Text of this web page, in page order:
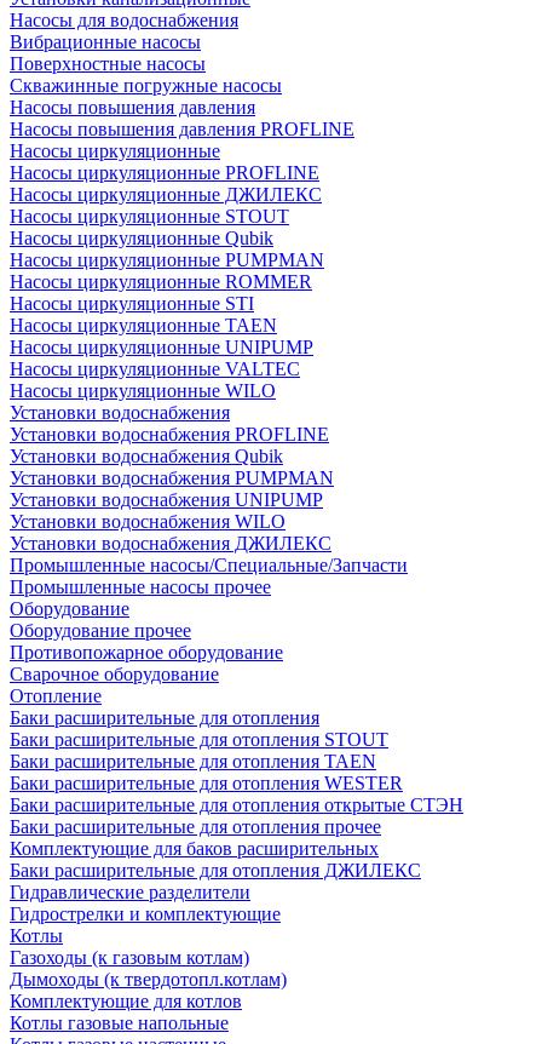
Насосы для водоснабжения
Вибрационные насосы
Поверхностные насосы
Скважинные погружные насосы
Насосы повышения давления
Насосы повышения давления PROFLINE
Насосы циркуляционные
Насосы циркуляционные PROFLINE
Насосы циркуляционные ДЖИЛЕКС
Насосы циркуляционные STOUT
Насосы циркуляционные Qubik
Насосы циркуляционные PUMPMAN
Насосы циркуляционные ROMMER
Насосы циркуляционные STI
Насосы циркуляционные TAEN
Насосы циркуляционные UNIPUMP
Насосы циркуляционные VALTEC
Насосы циркуляционные WILO
Установки водоснабжения
Установки водоснабжения PROFLINE
Установки водоснабжения Qubik
Установки водоснабжения PUMPMAN
Установки водоснабжения UNIPUMP
Установки водоснабжения WILO
Установки водоснабжения ДЖИЛЕКС
Промышленные насосы/Специальные/Запчасти
Промышленные насосы прочее
Оборудование
Оборудование прочее
Противопожарное оборудование
Сварочное оборудование
Отопление
Баки расширительные для отопления
Баки расширительные для отопления STOUT
Баки расширительные для отопления TAEN
Баки расширительные для отопления WESTER
Баки расширительные для отопления открытые СТЭН
Баки расширительные для отопления прочее
Комплектующие для баков расширительных
Баки расширительные для отопления ДЖИЛЕКС
Гидравлические разделители
Гидрострелки и комплектующие
Котлы
Газоходы (к газовым котлам)
Дымоходы (к твердотопл.котлам)
Комплектующие для котлов
Котлы газовые напольные